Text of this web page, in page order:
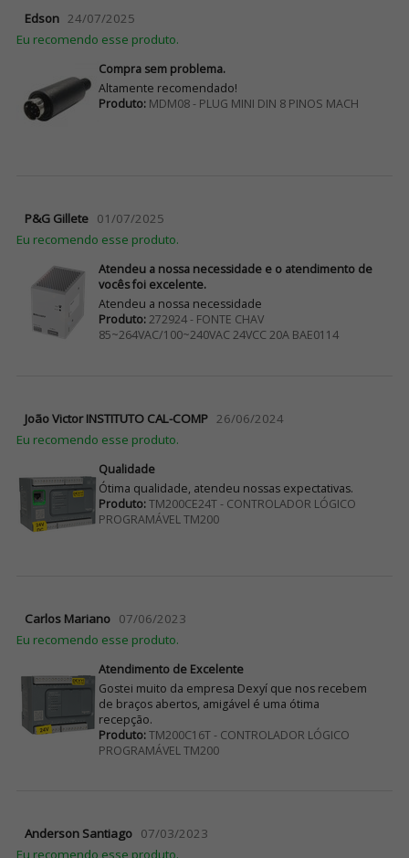
Edson 24/07/2025
Eu recomendo esse produto.
Compra sem problema.
Altamente recomendado!
Produto:MDM08 - PLUG MINI DIN 8 PINOS MACH
P&G Gillete 01/07/2025
Eu recomendo esse produto.
Atendeu a nossa necessidade e o atendimento de
vocês foi excelente.
Atendeu a nossa necessidade
Produto:272924 - FONTE CHAV
85~264VAC/100~240VAC 24VCC 20A BAE0114
João Victor INSTITUTO CAL-COMP 26/06/2024
Eu recomendo esse produto.
Qualidade
Ótima qualidade, atendeu nossas expectativas.
Produto:TM200CE24T - CONTROLADOR LÓGICO
PROGRAMÁVEL TM200
Carlos Mariano 07/06/2023
Eu recomendo esse produto.
Atendimento de Excelente
Gostei muito da empresa Dexyí que nos recebem
de braços abertos, amigável é uma ótima
recepção.
Produto:TM200C16T - CONTROLADOR LÓGICO
PROGRAMÁVEL TM200
Anderson Santiago 07/03/2023